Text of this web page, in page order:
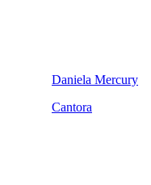
Daniela Mercury
Cantora